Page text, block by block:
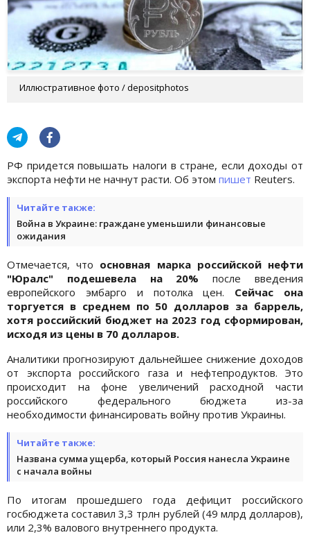
Иллюстративное фото / depositphotos
РФ придется повышать налоги в стране, если доходы от
экспорта нефти не начнут расти. Об этом пишет Reuters.
Читайте также:
Война в Украине: граждане уменьшили финансовые
ожидания
Отмечается, что основная марка российской нефти
"Юралс" подешевела на 20% после введения
европейского эмбарго и потолка цен. Сейчас она
торгуется в среднем по 50 долларов за баррель,
хотя российский бюджет на 2023 год сформирован,
исходя из цены в 70 долларов.
Аналитики прогнозируют дальнейшее снижение доходов
от экспорта российского газа и нефтепродуктов. Это
происходит на фоне увеличений расходной части
российского федерального бюджета из-за
необходимости финансировать войну против Украины.
Читайте также:
Названа сумма ущерба, который Россия нанесла Украине
с начала войны
По итогам прошедшего года дефицит российского
госбюджета составил 3,3 трлн рублей (49 млрд долларов),
или 2,3% валового внутреннего продукта.